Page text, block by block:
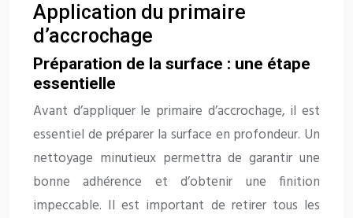
Application du primaire
d’accrochage
Préparation de la surface : une étape
essentielle
Avant d’appliquer le primaire d’accrochage, il est
essentiel de préparer la surface en profondeur. Un
nettoyage minutieux permettra de garantir une
bonne adhérence et d’obtenir une finition
impeccable. Il est important de retirer tous les